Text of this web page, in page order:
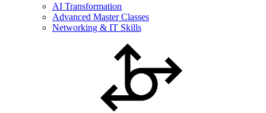
AI Transformation
Advanced Master Classes
Networking & IT Skills